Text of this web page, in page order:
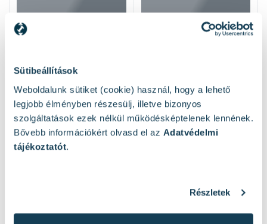
Sütibeállítások
Weboldalunk sütiket (cookie) használ, hogy a lehető
legjobb élményben részesülj, illetve bizonyos
szolgáltatások ezek nélkül működésképtelenek lennének.
Bővebb információkért olvasd el az Adatvédelmi
tájékoztatót.
Részletek